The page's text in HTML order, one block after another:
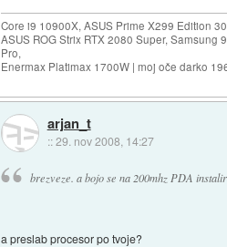
Core i9 10900X, ASUS Prime X299 Edition
ASUS ROG Strix RTX 2080 Super, Samsung
Pro,
Enermax Platimax 1700W | moj oče darko
arjan_t
::29. nov 2008, 14:27
brezveze. a bojo se na 200mhz PDA
a preslab procesor po tvoje?